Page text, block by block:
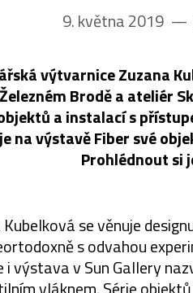
9. května 2019 ––
výtvarnice Zuzana
Brodě a ateliér
a instalací s
na výstavě Fiber své
Prohlédnout si
Kubelková se věnuje
s odvahou
i výstava v Sun Gallery